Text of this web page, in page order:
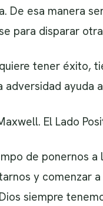
De esa manera
para disparar
tener éxito,
adversidad ayuda
El Lado
de ponernos
y comenzar
siempre